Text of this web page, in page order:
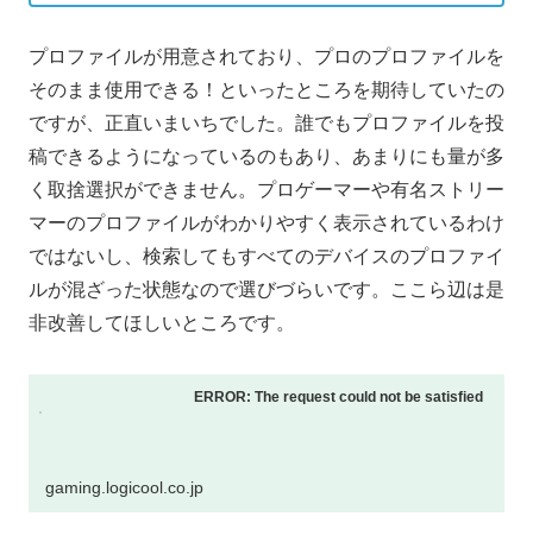
プロファイルが用意されており、プロのプロファイルを
そのまま使用できる！といったところを期待していたの
ですが、正直いまいちでした。誰でもプロファイルを投
稿できるようになっているのもあり、あまりにも量が多
く取捨選択ができません。プロゲーマーや有名ストリー
マーのプロファイルがわかりやすく表示されているわけ
ではないし、検索してもすべてのデバイスのプロファイ
ルが混ざった状態なので選びづらいです。ここら辺は是
非改善してほしいところです。
ERROR: The request could not be satisfied
gaming.logicool.co.jp